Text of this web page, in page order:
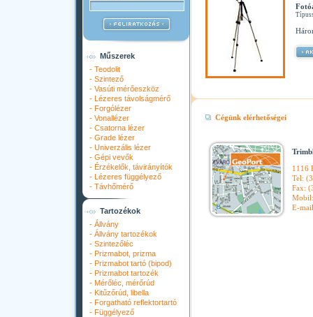
Műszerek
- Teodolit
- Szintező
- Vasúti mérőeszköz
- Lézeres távolságmérő
- Forgólézer
- Vonallézer
- Csatorna lézer
- Grade lézer
- Univerzális lézer
- Gépi vevők
- Érzékelők, távirányítók
- Lézeres függélyező
- Távhőmérő
Tartozékok
- Állvány
- Állvány tartozékok
- Szintezőléc
- Prizmabot, prizma
- Prizmabot tartó (bipod)
- Prizmabot tartozék
- Mérőléc, mérőrúd
- Kitűzőrúd, libella
- Forgatható reflektortartó
- Függélyező
Cégünk elérhetőségei
1116
Tel:
Fax:
E-